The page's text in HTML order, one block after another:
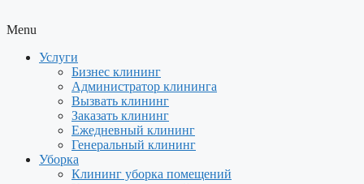
Menu
Услуги
Бизнес клининг
Администратор клининга
Вызвать клининг
Заказать клининг
Ежедневный клининг
Генеральный клининг
Уборка
Клининг уборка помещений